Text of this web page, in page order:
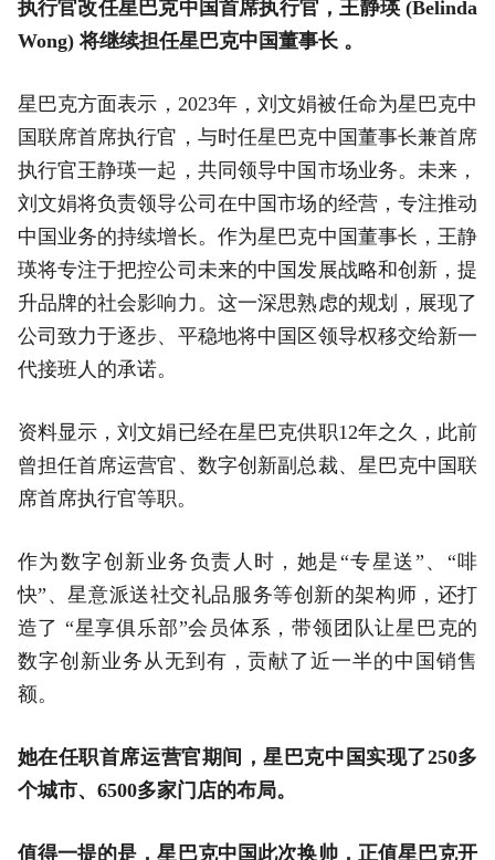
执行官改任星巴克中国首席执行官，王静瑛 (Belinda
Wong) 将继续担任星巴克中国董事长 。
星巴克方面表示，2023年，刘文娟被任命为星巴克中
国联席首席执行官，与时任星巴克中国董事长兼首席
执行官王静瑛一起，共同领导中国市场业务。未来，
刘文娟将负责领导公司在中国市场的经营，专注推动
中国业务的持续增长。作为星巴克中国董事长，王静
瑛将专注于把控公司未来的中国发展战略和创新，提
升品牌的社会影响力。这一深思熟虑的规划，展现了
公司致力于逐步、平稳地将中国区领导权移交给新一
代接班人的承诺。
资料显示，刘文娟已经在星巴克供职12年之久，此前
曾担任首席运营官、数字创新副总裁、星巴克中国联
席首席执行官等职。
作为数字创新业务负责人时，她是“专星送”、“啡
快”、星意派送社交礼品服务等创新的架构师，还打
造了 “星享俱乐部”会员体系，带领团队让星巴克的
数字创新业务从无到有，贡献了近一半的中国销售
额。
她在任职首席运营官期间，星巴克中国实现了250多
个城市、6500多家门店的布局。
值得一提的是，星巴克中国此次换帅，正值星巴克开